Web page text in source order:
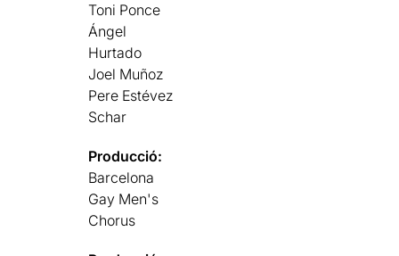
Toni Ponce
Ángel
Hurtado
Joel Muñoz
Pere Estévez
Schar
Producció:
Barcelona
Gay Men's
Chorus